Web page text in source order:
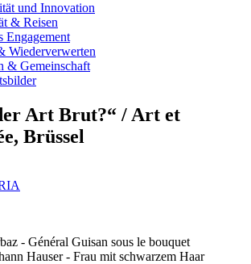
und Innovation
& Reisen
Engagement
Wiederverwerten
& Gemeinschaft
Art Brut?“ / Art et
Brüssel
- Général Guisan sous le bouquet
Hauser - Frau mit schwarzem Haar